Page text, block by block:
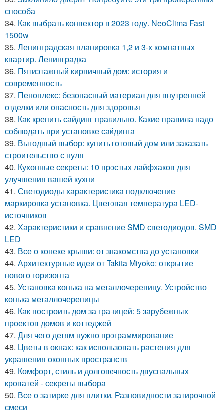
способа
34. Как выбрать конвектор в 2023 году. NeoClima Fast
1500w
35. Ленинградская планировка 1,2 и 3-х комнатных
квартир. Ленинградка
36. Пятиэтажный кирпичный дом: история и
современность
37. Пеноплекс: безопасный материал для внутренней
отделки или опасность для здоровья
38. Как крепить сайдинг правильно. Какие правила надо
соблюдать при установке сайдинга
39. Выгодный выбор: купить готовый дом или заказать
строительство с нуля
40. Кухонные секреты: 10 простых лайфхаков для
улучшения вашей кухни
41. Светодиоды характеристика подключение
маркировка установка. Цветовая температура LED-
источников
42. Характеристики и сравнение SMD светодиодов. SMD
LED
43. Все о конеке крыши: от знакомства до установки
44. Архитектурные идеи от Takita Miyoko: открытие
нового горизонта
45. Установка конька на металлочерепицу. Устройство
конька металлочерепицы
46. Как построить дом за границей: 5 зарубежных
проектов домов и коттеджей
47. Для чего детям нужно программирование
48. Цветы в окнах: как использовать растения для
украшения оконных пространств
49. Комфорт, стиль и долговечность двуспальных
кроватей - секреты выбора
50. Все о затирке для плитки. Разновидности затирочной
смеси